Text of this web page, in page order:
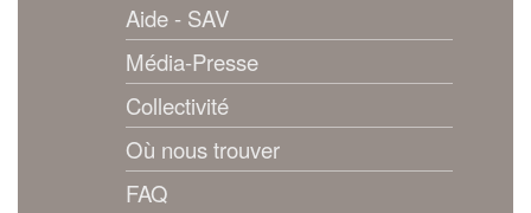
Aide - SAV
Média-Presse
Collectivité
Où nous trouver
FAQ